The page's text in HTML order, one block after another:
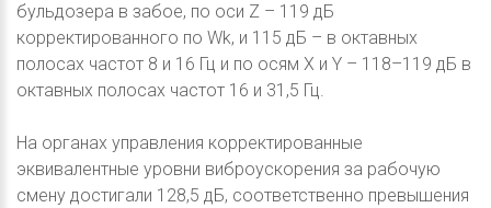
бульдозера в забое, по оси Z – 119 дБ
корректированного по Wk, и 115 дБ – в октавных
полосах частот 8 и 16 Гц и по осям Х и Y – 118–119 дБ в
октавных полосах частот 16 и 31,5 Гц.
На органах управления корректированные
эквивалентные уровни виброускорения за рабочую
смену достигали 128,5 дБ, соответственно превышения